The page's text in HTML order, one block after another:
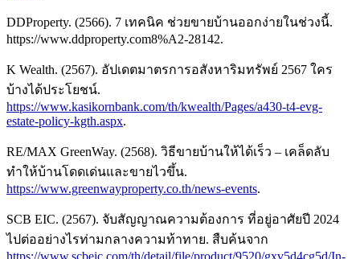
DDProperty. (2566). 7 เทคนิค ช่วยขายบ้านออกง่ายในช่วงนี้.
https://www.ddproperty.com8%A2-28142.
K Wealth. (2567). อัปเดตมาตรการอสังหาริมทรัพย์ 2567 ใคร
บ้างได้ประโยชน์.
https://www.kasikornbank.com/th/kwealth/Pages/a430-t4-evg-
estate-policy-kgth.aspx.
RE/MAX GreenWay. (2568). วิธีขายบ้านให้ได้เร็ว – เคล็ดลับ
ทำให้บ้านโดดเด่นและขายไวขึ้น.
https://www.greenwayproperty.co.th/news-events.
SCB EIC. (2567). จับสัญญาณความต้องการ ที่อยู่อาศัยปี 2024
ไปต่ออย่างไรท่ามกลางความท้าทาย. สืบค้นจาก